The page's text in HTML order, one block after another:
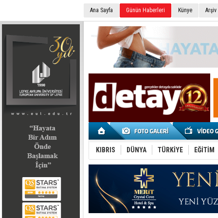
Ana Sayfa Günün Haberleri Künye Arşiv
KIBRIS DÜNYA TÜRKİYE EĞİTİM